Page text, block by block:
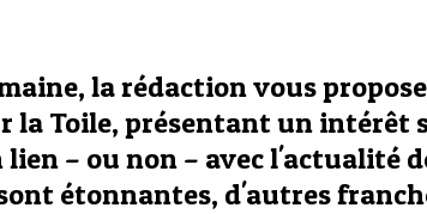
la rédaction vous
la Toile, présentant un intérêt
– ou non – avec l'actualité
étonnantes, d'autres